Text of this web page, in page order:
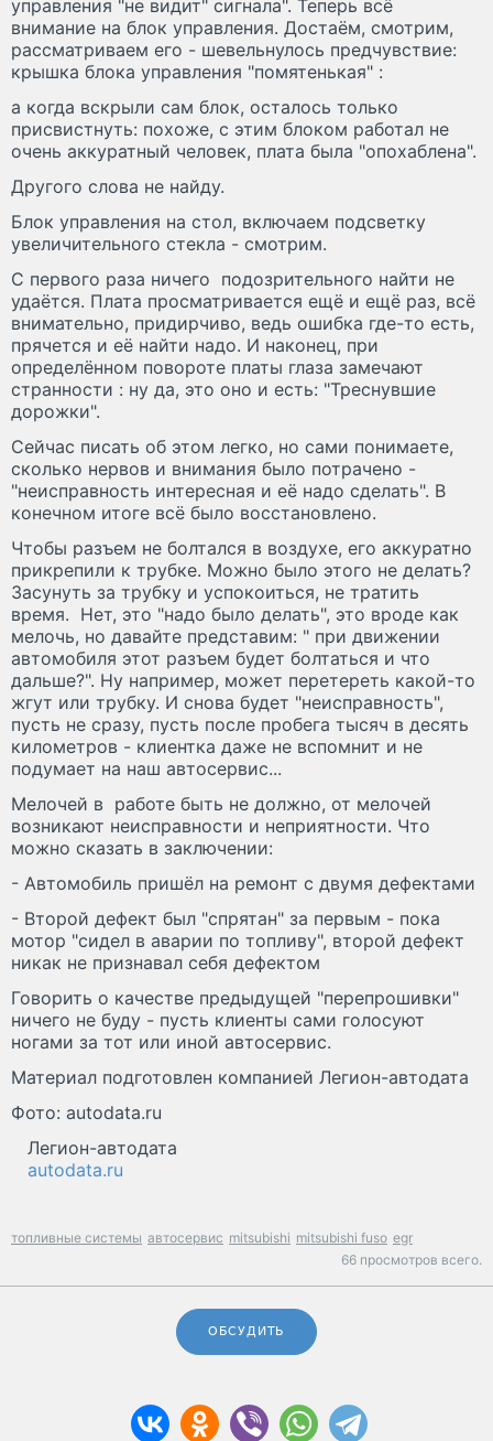
управления "не видит" сигнала". Теперь всё
внимание на блок управления. Достаём, смотрим,
рассматриваем его - шевельнулось предчувствие:
крышка блока управления "помятенькая" :
а когда вскрыли сам блок, осталось только
присвистнуть: похоже, с этим блоком работал не
очень аккуратный человек, плата была "опохаблена".
Другого слова не найду.
Блок управления на стол, включаем подсветку
увеличительного стекла - смотрим.
С первого раза ничего подозрительного найти не
удаётся. Плата просматривается ещё и ещё раз, всё
внимательно, придирчиво, ведь ошибка где-то есть,
прячется и её найти надо. И наконец, при
определённом повороте платы глаза замечают
странности : ну да, это оно и есть: "Треснувшие
дорожки".
Сейчас писать об этом легко, но сами понимаете,
сколько нервов и внимания было потрачено -
"неисправность интересная и её надо сделать". В
конечном итоге всё было восстановлено.
Чтобы разъем не болтался в воздухе, его аккуратно
прикрепили к трубке. Можно было этого не делать?
Засунуть за трубку и успокоиться, не тратить
время. Нет, это "надо было делать", это вроде как
мелочь, но давайте представим: " при движении
автомобиля этот разъем будет болтаться и что
дальше?". Ну например, может перетереть какой-то
жгут или трубку. И снова будет "неисправность",
пусть не сразу, пусть после пробега тысяч в десять
километров - клиентка даже не вспомнит и не
подумает на наш автосервис...
Мелочей в работе быть не должно, от мелочей
возникают неисправности и неприятности. Что
можно сказать в заключении:
- Автомобиль пришёл на ремонт с двумя дефектами
- Второй дефект был "спрятан" за первым - пока
мотор "сидел в аварии по топливу", второй дефект
никак не признавал себя дефектом
Говорить о качестве предыдущей "перепрошивки"
ничего не буду - пусть клиенты сами голосуют
ногами за тот или иной автосервис.
Материал подготовлен компанией Легион-автодата
Фото: autodata.ru
Легион-автодата
autodata.ru
топливные системы автосервис mitsubishi mitsubishi fuso egr
66 просмотров всего.
ОБСУДИТЬ